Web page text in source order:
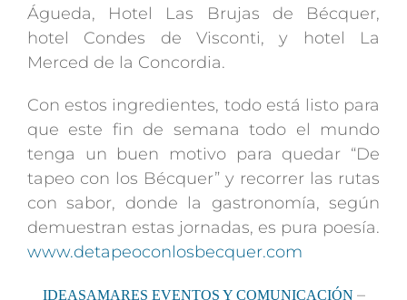
Águeda, Hotel Las Brujas de Bécquer,
hotel Condes de Visconti, y hotel La
Merced de la Concordia.
Con estos ingredientes, todo está listo para
que este fin de semana todo el mundo
tenga un buen motivo para quedar “De
tapeo con los Bécquer” y recorrer las rutas
con sabor, donde la gastronomía, según
demuestran estas jornadas, es pura poesía.
www.detapeoconlosbecquer.com
IDEASAMARES EVENTOS Y COMUNICACIÓN –